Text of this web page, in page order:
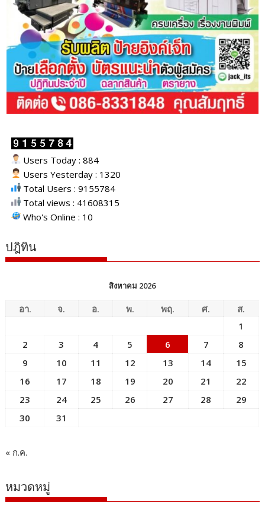
Users Today : 884
Users Yesterday : 1320
Total Users : 9155784
Total views : 41608315
Who's Online : 10
ปฎิทิน
สิงหาคม 2026
อา. จ. อ. พ. พฤ. ศ.
ส.
1
2
3 4 5 6 7
8
9
10 11 12 13 14
15
16
17 18 19 20 21
22
23
24 25 26 27 28
29
30
31
« ก.ค.
หมวดหมู่